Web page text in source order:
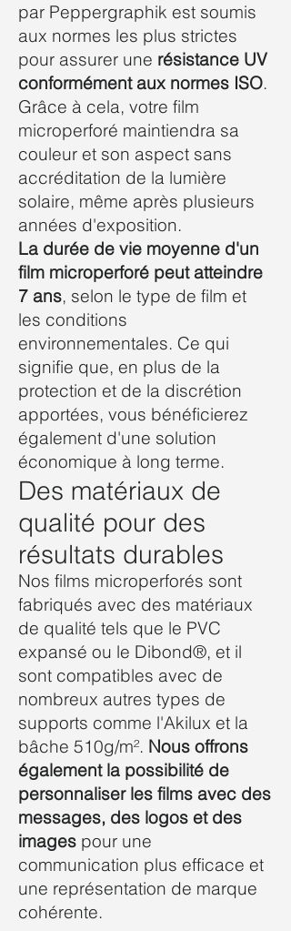
par Peppergraphik est soumis
aux normes les plus strictes
pour assurer une résistance UV
conformément aux normes ISO.
Grâce à cela, votre film
microperforé maintiendra sa
couleur et son aspect sans
accréditation de la lumière
solaire, même après plusieurs
années d'exposition.
La durée de vie moyenne d'un
film microperforé peut atteindre
7 ans, selon le type de film et
les conditions
environnementales. Ce qui
signifie que, en plus de la
protection et de la discrétion
apportées, vous bénéficierez
également d'une solution
économique à long terme.
Des matériaux de
qualité pour des
résultats durables
Nos films microperforés sont
fabriqués avec des matériaux
de qualité tels que le PVC
expansé ou le Dibond®, et il
sont compatibles avec de
nombreux autres types de
supports comme l'Akilux et la
bâche 510g/m². Nous offrons
également la possibilité de
personnaliser les films avec des
messages, des logos et des
images pour une
communication plus efficace et
une représentation de marque
cohérente.